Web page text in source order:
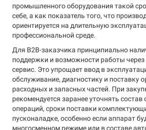
промышленного оборудования такой
себе, а как показатель того, что
ориентируется на длительную
профессиональной среде.
Для B2B-заказчика принципиально
поддержки и возможности работы
сервис. Это упрощает ввод в
обслуживание, диагностику и поставку
расходных и запасных частей. При
рекомендуется заранее уточнять состав
операций, сроки поставки
пусконаладке, особенно если аппарат
многосменном режиме или в составе